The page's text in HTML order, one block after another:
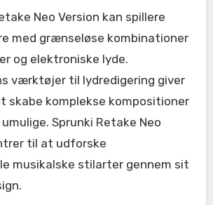
Neo Version kan spillere
med grænseløse kombinationer
og elektroniske lyde.
værktøjer til lydredigering giver
skabe komplekse kompositioner
Sprunki Retake Neo
til at udforske
musikalske stilarter gennem sit